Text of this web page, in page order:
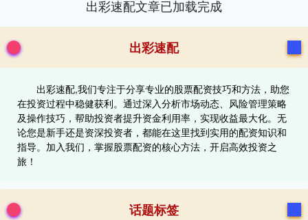
出彩速配文章已加载完成
出彩速配
出彩速配,我们专注于分享专业的股票配资技巧和方法，助您
在投资过程中稳健获利。通过深入分析市场动态、风险管理策略
及操作技巧，帮助投资者提升资金利用率，实现收益最大化。无
论您是新手还是资深投资者，都能在这里找到实用的配资知识和
指导。加入我们，掌握股票配资的核心方法，开启高效投资之
旅！
话题标签